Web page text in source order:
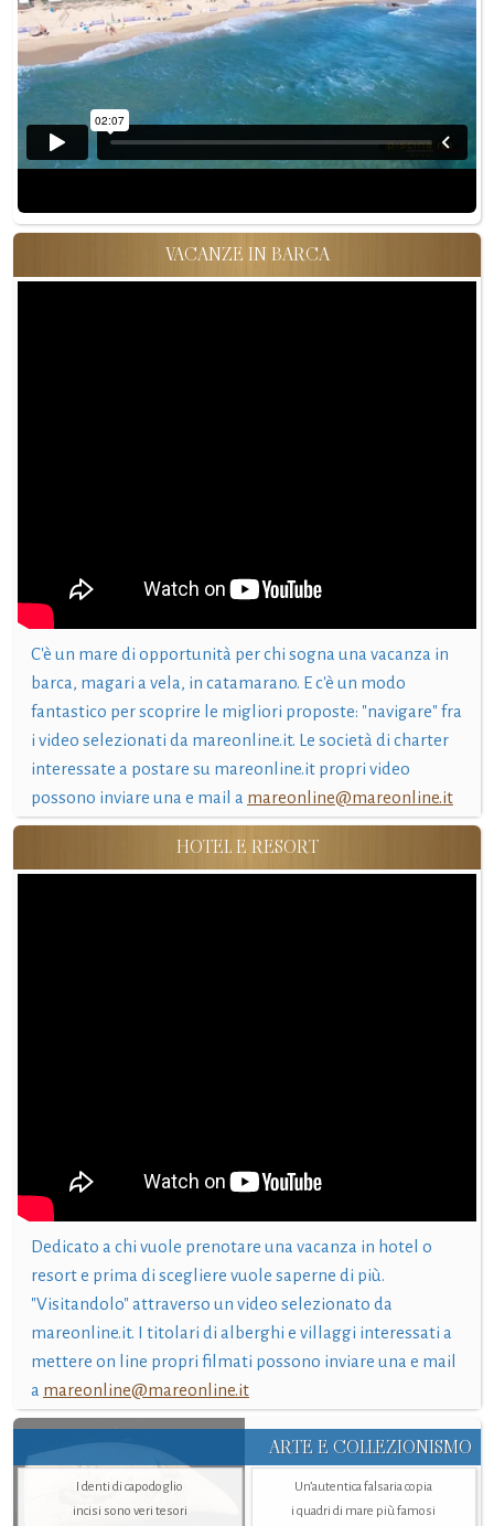
VACANZE IN BARCA
C'è un mare di opportunità per chi sogna una vacanza in
barca, magari a vela, in catamarano. E c'è un modo
fantastico per scoprire le migliori proposte: "navigare" fra
i video selezionati da mareonline.it. Le società di charter
interessate a postare su mareonline.it propri video
possono inviare una e mail a mareonline@mareonline.it
HOTEL E RESORT
Dedicato a chi vuole prenotare una vacanza in hotel o
resort e prima di scegliere vuole saperne di più.
"Visitandolo" attraverso un video selezionato da
mareonline.it. I titolari di alberghi e villaggi interessati a
mettere on line propri filmati possono inviare una e mail
a mareonline@mareonline.it
ARTE E COLLEZIONISMO
I denti di capodoglio
incisi sono veri tesori
Un’autentica falsaria copia
i quadri di mare più famosi